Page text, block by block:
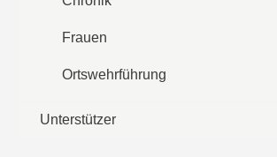
Frauen
Ortswehrführung
Unterstützer